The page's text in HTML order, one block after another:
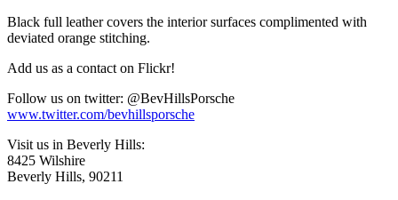
Black full leather covers the interior surfaces complimented with
deviated orange stitching.
Add us as a contact on Flickr!
Follow us on twitter: @BevHillsPorsche
www.twitter.com/bevhillsporsche
Visit us in Beverly Hills:
8425 Wilshire
Beverly Hills, 90211